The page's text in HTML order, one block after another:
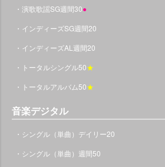
・演歌歌謡SG週間30●
・インディーズSG週間20
・インディーズAL週間20
・トータルシングル50★
・トータルアルバム50★
音楽デジタル
・シングル（単曲）デイリー20
・シングル（単曲）週間50